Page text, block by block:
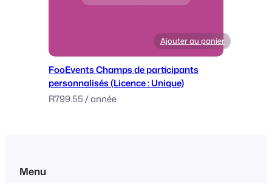
Ajouter au panier
FooEvents Champs de participants
personnalisés (Licence : Unique)
R799.55/ année
Menu